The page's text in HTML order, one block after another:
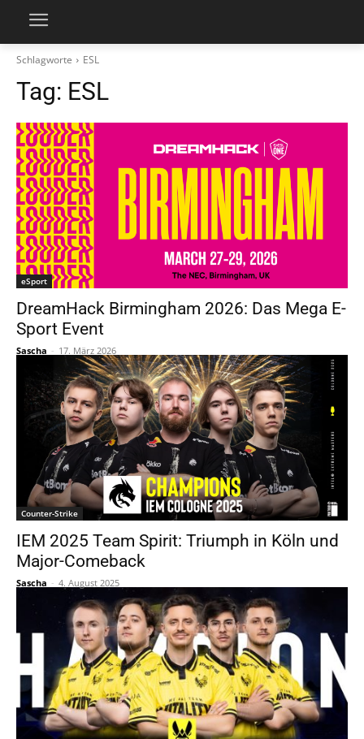
Schlagworte ESL
Tag: ESL
eSport
DreamHack Birmingham 2026: Das Mega E-
Sport Event
Sascha - 17. März 2026
Counter-Strike
IEM 2025 Team Spirit: Triumph in Köln und
Major-Comeback
Sascha - 4. August 2025